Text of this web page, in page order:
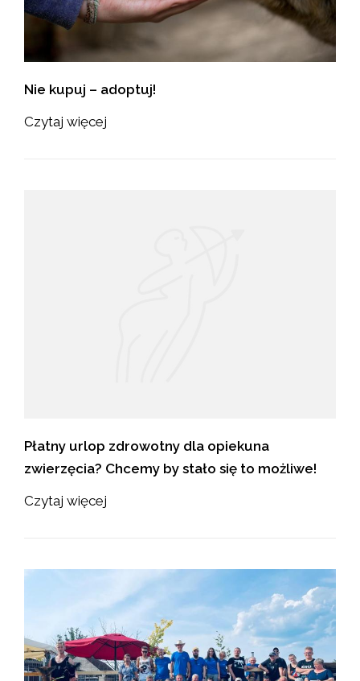
Nie kupuj – adoptuj!
Czytaj więcej
Płatny urlop zdrowotny dla opiekuna
zwierzęcia? Chcemy by stało się to możliwe!
Czytaj więcej